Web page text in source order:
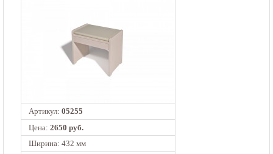
Артикул: 05255
Цена: 2650 руб.
Ширина: 432 мм